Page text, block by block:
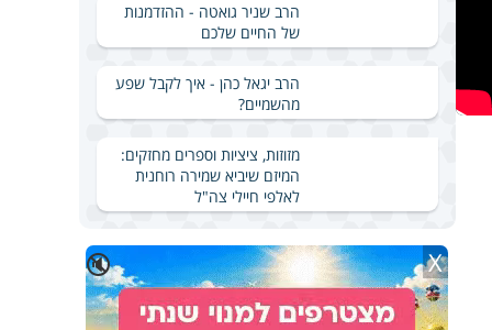
הרב שניר גואטה - ההזדמנות
של החיים שלכם
הרב יגאל כהן - איך לקבל שפע
מהשמיים?
מזוזות, ציציות וספרים מחזקים:
המיזם שיביא שמירה רוחנית
לאלפי חיילי צה"ל
🔇 X